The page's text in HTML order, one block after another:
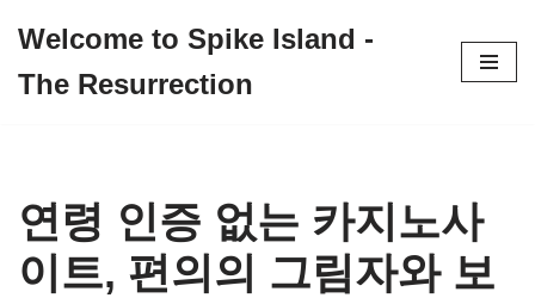
to
Welcome to Spike Island -
The Resurrection
연령 인증 없는 카지노사
이트, 편의의 그림자와 보